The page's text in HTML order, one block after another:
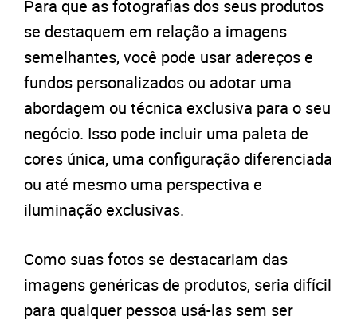
Para que as fotografias dos seus produtos
se destaquem em relação a imagens
semelhantes, você pode usar adereços e
fundos personalizados ou adotar uma
abordagem ou técnica exclusiva para o seu
negócio. Isso pode incluir uma paleta de
cores única, uma configuração diferenciada
ou até mesmo uma perspectiva e
iluminação exclusivas.
Como suas fotos se destacariam das
imagens genéricas de produtos, seria difícil
para qualquer pessoa usá-las sem ser